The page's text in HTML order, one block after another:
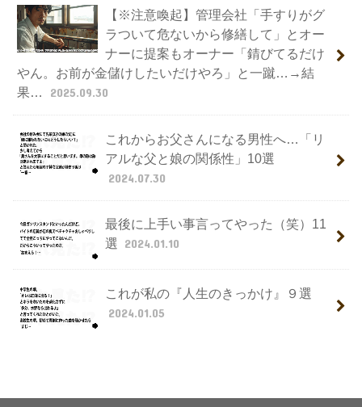
【※注意喚起】管理会社「手すりがグ
ラついて危ないから修繕して」とオー
ナーに提案もオーナー「錆びてるだけ
やん。お前が金儲けしたいだけやろ」と一蹴…→結
果…
2025.09.30
これからお父さんになる男性へ…「リ
アルな父と娘の関係性」10選
2024.07.30
最後に上手い事言ってやった（笑）11
選 2024.01.10
これが私の『人生のきっかけ』９選
2024.01.05